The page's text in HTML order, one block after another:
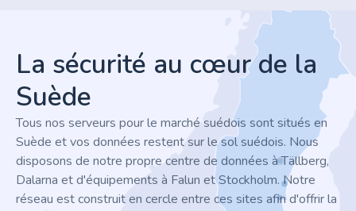
La sécurité au cœur de la
Suède
Tous nos serveurs pour le marché suédois sont situés en
Suède et vos données restent sur le sol suédois. Nous
disposons de notre propre centre de données à Tällberg,
Dalarna et d'équipements à Falun et Stockholm. Notre
réseau est construit en cercle entre ces sites afin d'offrir la